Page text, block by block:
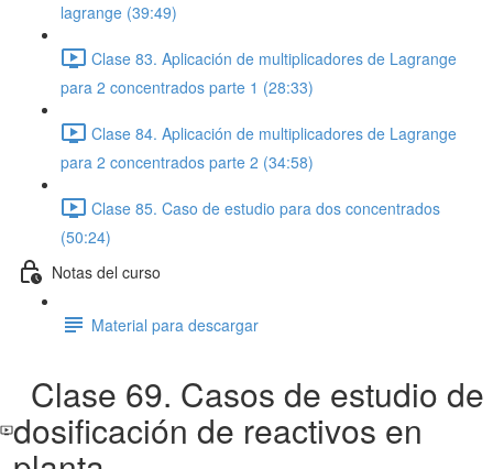
lagrange (39:49)
Clase 83. Aplicación de multiplicadores de Lagrange
para 2 concentrados parte 1 (28:33)
Clase 84. Aplicación de multiplicadores de Lagrange
para 2 concentrados parte 2 (34:58)
Clase 85. Caso de estudio para dos concentrados
(50:24)
Notas del curso
Material para descargar
Clase 69. Casos de estudio de
dosificación de reactivos en